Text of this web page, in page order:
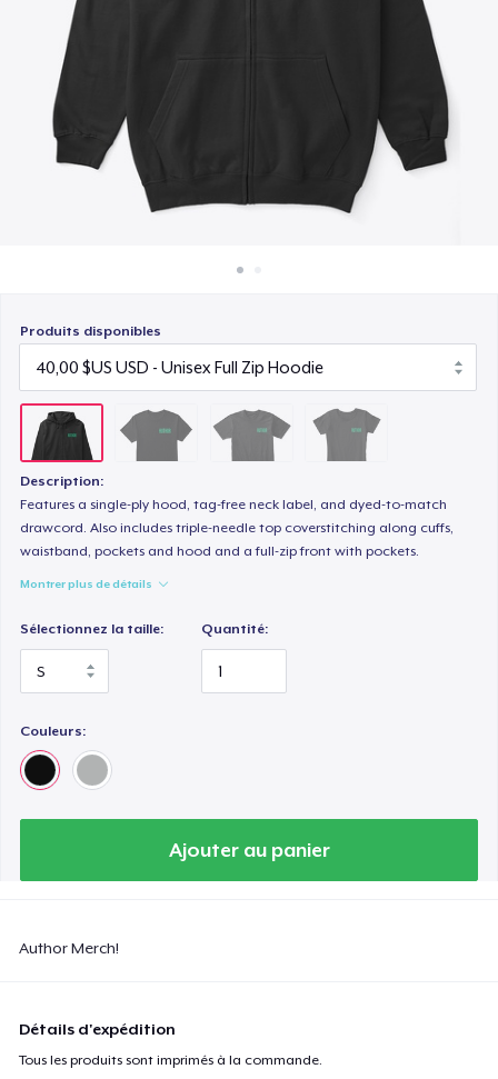
Produits disponibles
Description:
Features a single-ply hood, tag-free neck label, and dyed-to-match
drawcord. Also includes triple-needle top coverstitching along cuffs,
waistband, pockets and hood and a full-zip front with pockets.
Montrer plus de détails
Sélectionnez la taille: Quantité:
Couleurs:
Ajouter au panier
Author Merch!
Détails d'expédition
Tous les produits sont imprimés à la commande.